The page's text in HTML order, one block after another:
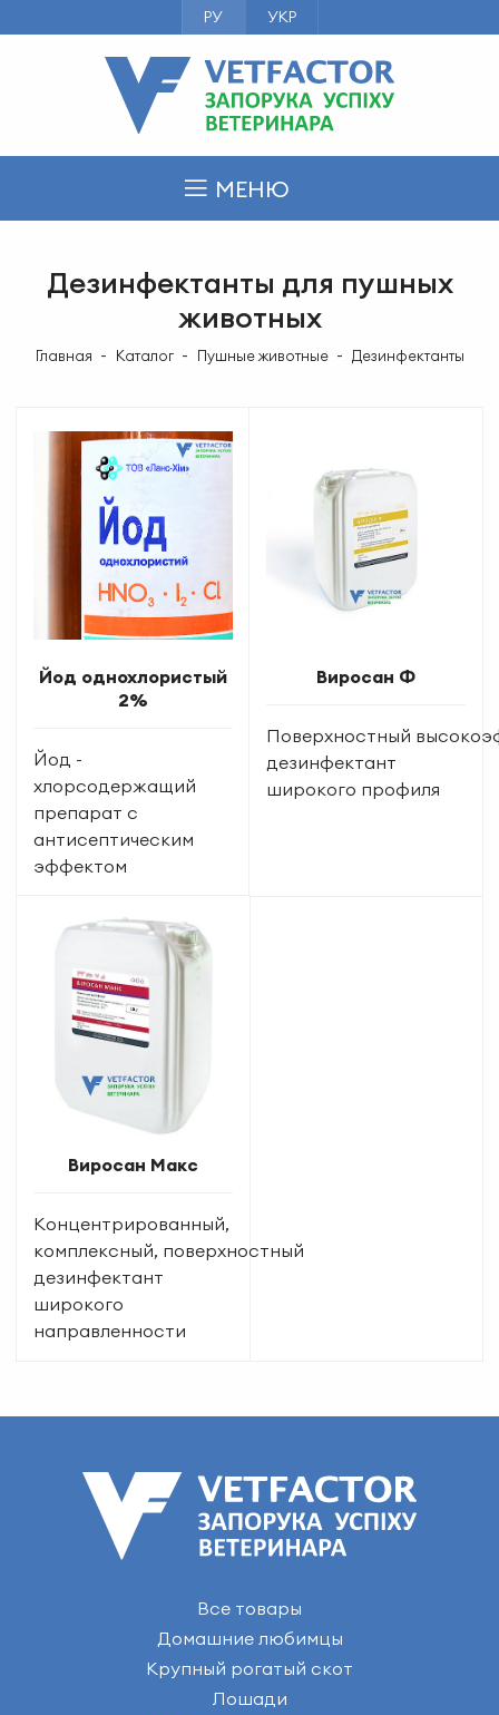
РУ УКР
МЕНЮ
Дезинфектанты для пушных
животных
Главная Каталог Пушные животные Дезинфектанты
Йод однохлористый
2%
Йод -
хлорсодержащий
препарат с
антисептическим
эффектом
Виросан Ф
Поверхностный
дезинфектант
широкого профиля
Виросан Макс
Концентрированный,
комплексный, поверхностный
дезинфектант
широкого
направленности
Все товары
Домашние любимцы
Крупный рогатый скот
Лошади